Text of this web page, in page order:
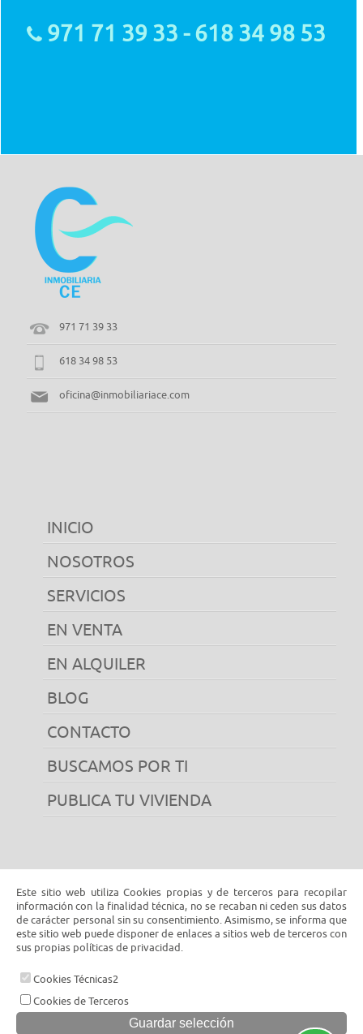
971 71 39 33 - 618 34 98 53
971 71 39 33
618 34 98 53
oficina@inmobiliariace.com
INICIO
NOSOTROS
SERVICIOS
EN VENTA
EN ALQUILER
BLOG
CONTACTO
BUSCAMOS POR TI
PUBLICA TU VIVIENDA
© 2026 www.inmobiliariacalaestancia.com |
Aviso legal y política de privacidad|
Este sitio web utiliza Cookies propias y de terceros para recopilar
información con la finalidad técnica, no se recaban ni ceden sus datos
de carácter personal sin su consentimiento. Asimismo, se informa que
este sitio web puede disponer de enlaces a sitios web de terceros con
sus propias políticas de privacidad.
Cookies Técnicas2
Cookies de Terceros